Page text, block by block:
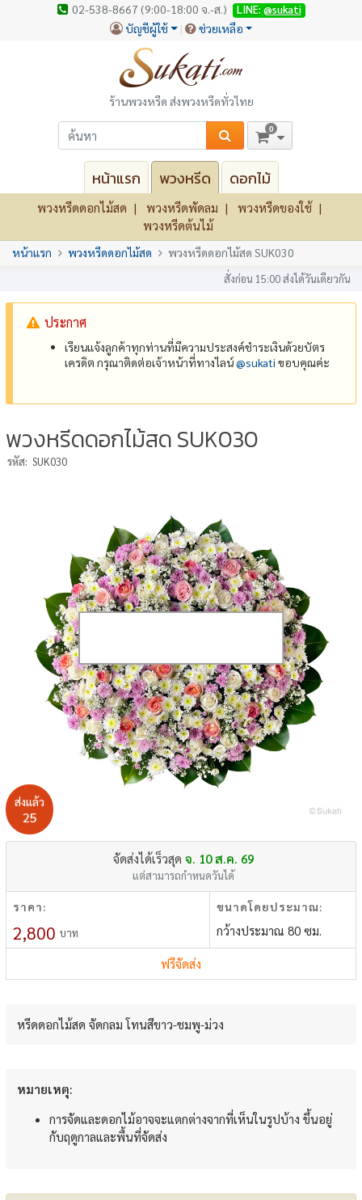
02-538-8667 (9:00-18:00 จ.-ส.) LINE: @sukati
บัญชีผู้ใช้ ช่วยเหลือ
ร้านพวงหรีด ส่งพวงหรีดทั่วไทย
0
หน้าแรก พวงหรีด ดอกไม้
พวงหรีดดอกไม้สด พวงหรีดพัดลม
พวงหรีดของใช้
พวงหรีดต้นไม้
หน้าแรก พวงหรีดดอกไม้สด พวงหรีดดอกไม้สด SUK030
สั่งก่อน 15:00 ส่งได้วันเดียวกัน
ประกาศ
เรียนแจ้งลูกค้าทุกท่านที่มีความประสงค์ชำระเงินด้วยบัตร
เครดิต กรุณาติดต่อเจ้าหน้าที่ทางไลน์@‌sukati ขอบคุณค่ะ
พวงหรีดดอกไม้สด SUK030
รหัส: SUK030
ส่งแล้ว
25
จัดส่งได้เร็วสุด จ. 10 ส.ค. 69
แต่สามารถกำหนดวันได้
ราคา:
2,800 บาท
ขนาดโดยประมาณ:
กว้างประมาณ 80 ซม.
ฟรีจัดส่ง
หรีดดอกไม้สด จัดกลม โทนสีขาว-ชมพู-ม่วง
หมายเหตุ:
การจัดและดอกไม้อาจจะแตกต่างจากที่เห็นในรูปบ้าง ขึ้นอยู่
กับฤดูกาลและพื้นที่จัดส่ง